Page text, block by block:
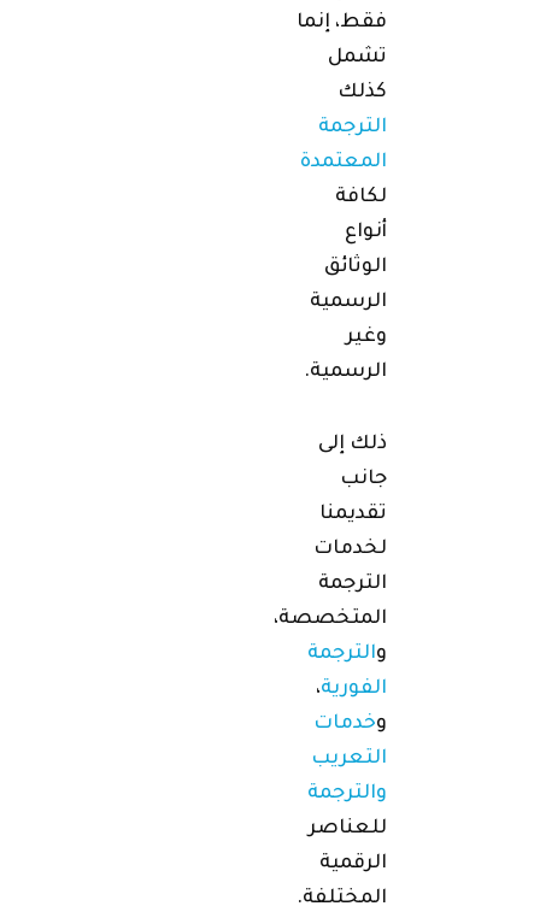
فقط، إنما
تشمل
كذلك
الترجمة
المعتمدة
لكافة
أنواع
الوثائق
الرسمية
وغير
الرسمية.
ذلك إلى
جانب
تقديمنا
لخدمات
الترجمة
المتخصصة،
والترجمة
الفورية،
وخدمات
التعريب
والترجمة
للعناصر
الرقمية
المختلفة.